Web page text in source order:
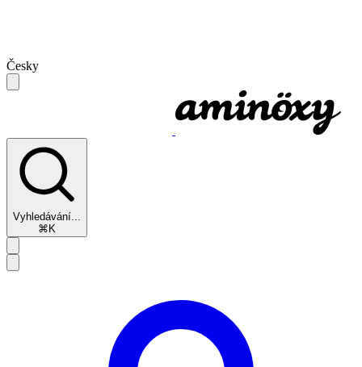
Česky
Vyhledávání...
⌘K